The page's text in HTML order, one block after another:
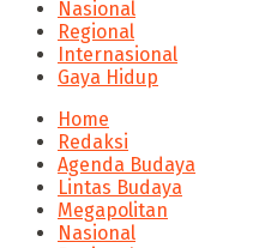
Nasional
Regional
Internasional
Gaya Hidup
Home
Redaksi
Agenda Budaya
Lintas Budaya
Megapolitan
Nasional